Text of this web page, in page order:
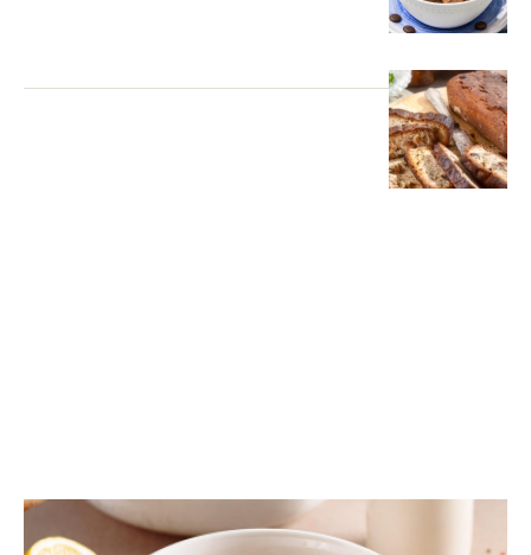
Ρεβύθια σούπα
ΟΣΠΡΙΑ